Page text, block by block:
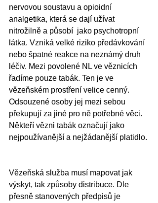
nervovou soustavu a opioidní
analgetika, která se dají užívat
nitrožilně a působí  jako psychotropní
látka. Vzniká velké riziko předávkování
nebo špatné reakce na neznámý druh
léčiv. Mezi povolené NL ve věznicích
řadíme pouze tabák. Ten je ve
vězeňském prostření velice cenný.
Odsouzené osoby jej mezi sebou
překupují za jiné pro ně potřebné věci.
Někteří vězni tabák označují jako
nejpoužívanější a nejžádanější platidlo.
Vězeňská služba musí mapovat jak
výskyt, tak způsoby distribuce. Dle
přesně stanovených předpisů je